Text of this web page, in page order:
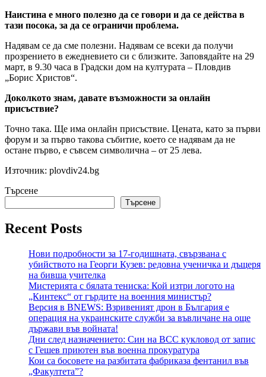
Наистина е много полезно да се говори и да се действа в
тази посока, за да се ограничи проблема.
Надявам се да сме полезни. Надявам се всеки да получи
прозрението в ежедневието си с близките. Заповядайте на 29
март, в 9.30 часа в Градски дом на културата – Пловдив
„Борис Христов“.
Доколкото знам, давате възможности за онлайн
присъствие?
Точно така. Ще има онлайн присъствие. Цената, като за първи
форум и за първо такова събитие, което се надявам да не
остане първо, е съвсем символична – от 25 лева.
Източник: plovdiv24.bg
Търсене
Търсене
Recent Posts
Нови подробности за 17-годишната, свързвана с
убийството на Георги Кузев: редовна ученичка и дъщеря
на бивша учителка
Мистерията с бялата тениска: Кой изтри логото на
„Кинтекс“ от гърдите на военния министър?
Версия в BNEWS: Взривеният дрон в България е
операция на украинските служби за въвличане на още
държави във войната!
Дни след назначението: Син на ВСС кукловод от запис
с Гешев приютен във военна прокуратура
Кои са босовете на разбитата фабриказа фентанил във
„Факултета”?